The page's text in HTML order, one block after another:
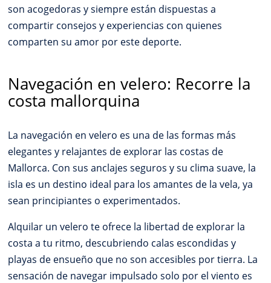
son acogedoras y siempre están dispuestas a
compartir consejos y experiencias con quienes
comparten su amor por este deporte.
Navegación en velero: Recorre la
costa mallorquina
La navegación en velero es una de las formas más
elegantes y relajantes de explorar las costas de
Mallorca. Con sus anclajes seguros y su clima suave, la
isla es un destino ideal para los amantes de la vela, ya
sean principiantes o experimentados.
Alquilar un velero te ofrece la libertad de explorar la
costa a tu ritmo, descubriendo calas escondidas y
playas de ensueño que no son accesibles por tierra. La
sensación de navegar impulsado solo por el viento es